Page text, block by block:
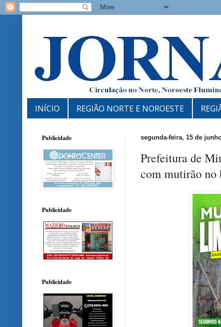
INÍCIO REGIÃO NORTE E NOROESTE
segunda-feira, 15 de
Prefeitura de
com mutirão no
Publicidade
Publicidade
Publicidade